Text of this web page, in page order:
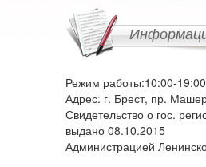
Режим работы:10:00-19:00
Адрес: г. Брест, пр.
Свидетельство о гос.
выдано 08.10.2015
Администрацией